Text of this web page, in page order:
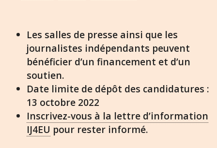
Les salles de presse ainsi que les
journalistes indépendants peuvent
bénéficier d’un financement et d’un
soutien.
Date limite de dépôt des candidatures :
13 octobre 2022
Inscrivez-vous à la lettre d’information
IJ4EU pour rester informé.